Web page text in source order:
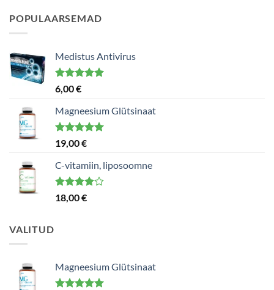
POPULAARSEMAD
Medistus Antivirus
Hinnanguga
5.00
6,00€
Magneesium Glütsinaat
Hinnanguga
5.00
19,00€
C-vitamiin, liposoomne
Hinnanguga
4.00
18,00€
VALITUD
Magneesium Glütsinaat